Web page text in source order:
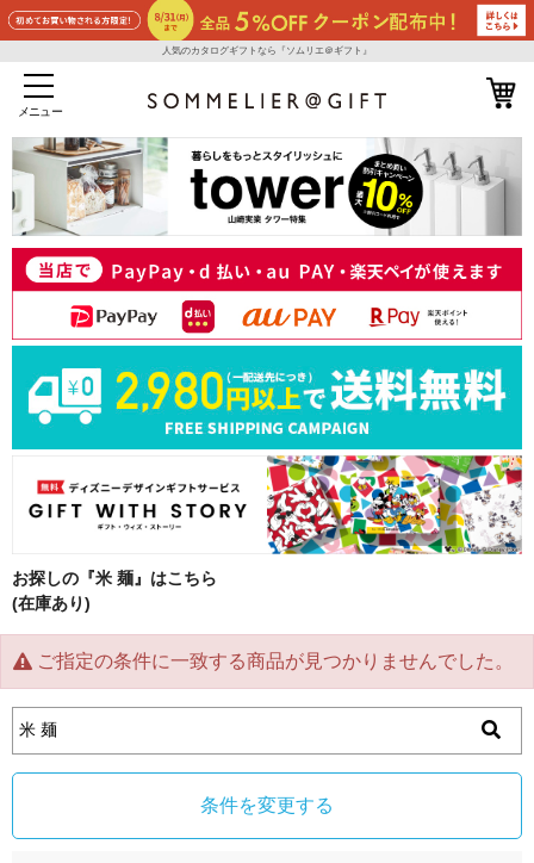
人気のカタログギフトなら『ソムリエ＠ギフト』
メニュー
お探しの『米 麺』はこちら
(在庫あり)
ご指定の条件に一致する商品が見つかりませんでした。
条件を変更する